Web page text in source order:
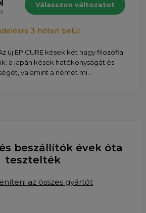
Válasszon változatot
3 héten belül
új EPICURE kések két nagy filozófia
a japán kések hatékonyságát és
valamint a német mi...
beszállítók évek óta
tesztelték
az összes gyártót